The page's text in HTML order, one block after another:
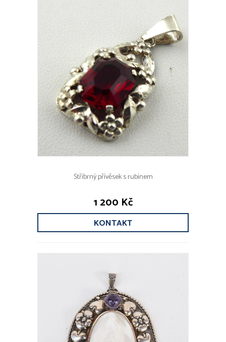
Stříbrný přívěsek s rubínem
1 200 Kč
KONTAKT